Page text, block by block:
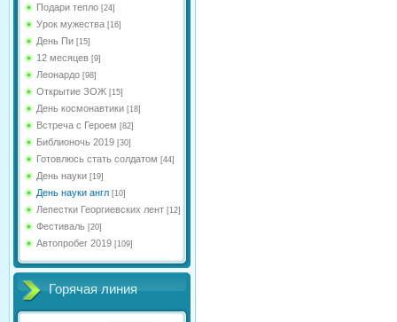
Подари тепло [24]
Урок мужества [16]
День Пи [15]
12 месяцев [9]
Леонардо [98]
Открытие ЗОЖ [15]
День космонавтики [18]
Встреча с Героем [82]
Библионочь 2019 [30]
Готовлюсь стать солдатом [44]
День науки [19]
День науки англ [10]
Лепестки Георгиевских лент [12]
Фестиваль [20]
Автопробег 2019 [109]
Горячая линия